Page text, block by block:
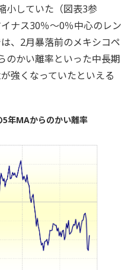
小していた（図表3参
ナス30％～0％中心のレン
、2月暴落前のメキシコペ
のかい離率といった中長期
強くなっていたといえる
5年MAからのかい離率